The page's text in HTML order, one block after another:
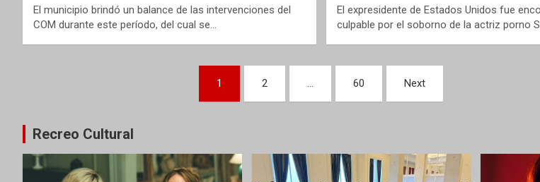
El municipio brindó un balance de las intervenciones del
COM durante este período, del cual se…
El expresidente de Estados Unidos fue
culpable por el soborno de la actriz porno
entradas
1 2 … 60 Next
Recreo Cultural